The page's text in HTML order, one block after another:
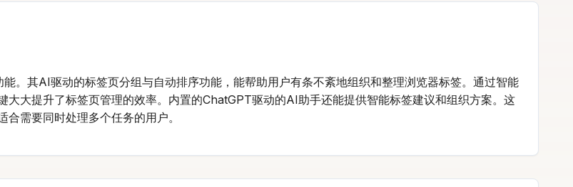
。其AI驱动的标签页分组与自动排序功能，能帮助用户有条不紊地组织和整理浏览器标签。通过智能
大提升了标签页管理的效率。内置的ChatGPT驱动的AI助手还能提供智能标签建议和组织方案。这
需要同时处理多个任务的用户。